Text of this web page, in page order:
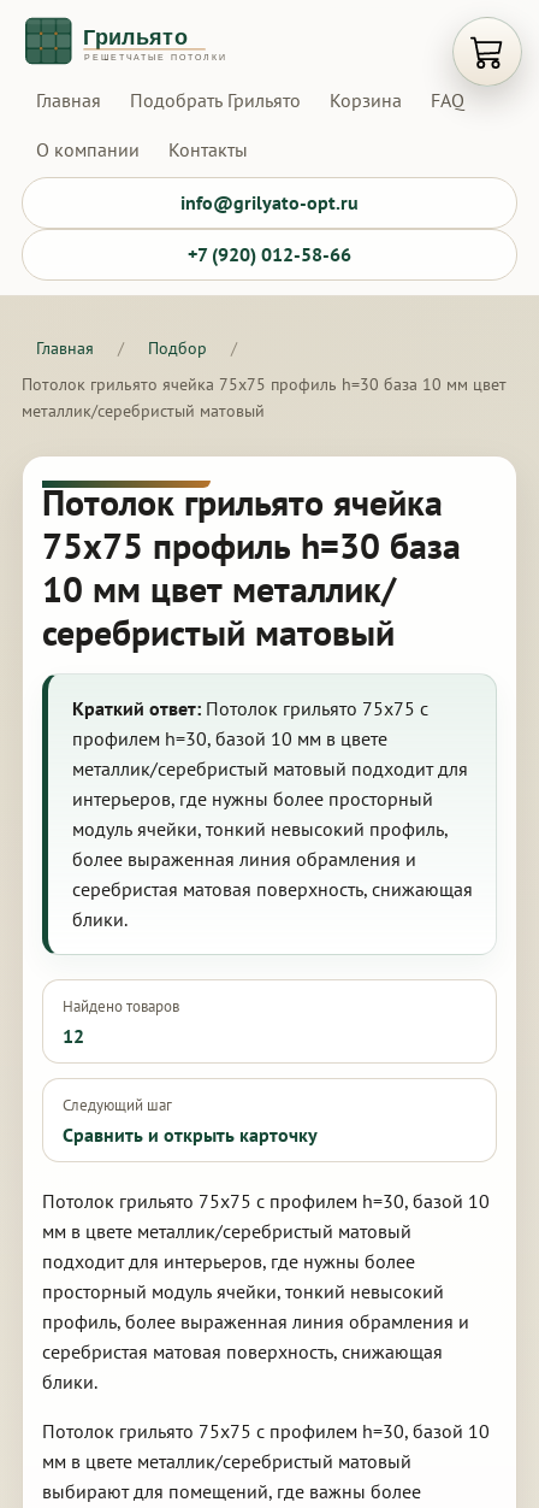
Главная Подобрать Грильято Корзина FAQ
О компании Контакты
info@grilyato-opt.ru
+7 (920) 012-58-66
Главная / Подбор
/
Потолок грильято ячейка 75х75 профиль h=30 база 10 мм цвет
металлик/серебристый матовый
Потолок грильято ячейка
75х75 профиль h=30 база
10 мм цвет металлик/
серебристый матовый
Краткий ответ:Потолок грильято 75х75 с
профилем h=30, базой 10 мм в цвете
металлик/серебристый матовый подходит для
интерьеров, где нужны более просторный
модуль ячейки, тонкий невысокий профиль,
более выраженная линия обрамления и
серебристая матовая поверхность, снижающая
блики.
Найдено товаров
12
Следующий шаг
Сравнить и открыть карточку
Потолок грильято 75х75 с профилем h=30, базой 10
мм в цвете металлик/серебристый матовый
подходит для интерьеров, где нужны более
просторный модуль ячейки, тонкий невысокий
профиль, более выраженная линия обрамления и
серебристая матовая поверхность, снижающая
блики.
Потолок грильято 75х75 с профилем h=30, базой 10
мм в цвете металлик/серебристый матовый
выбирают для помещений, где важны более